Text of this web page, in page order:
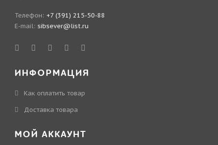
Телефон: +7 (391) 215-50-88
E-mail: sibsever@list.ru
ИНФОРМАЦИЯ
Как оплатить товар
Доставка товара
МОЙ АККАУНТ